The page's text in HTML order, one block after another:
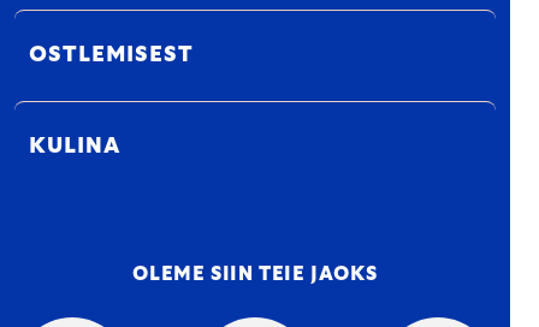
OSTLEMISEST
KULINA
OLEME SIIN TEIE JAOKS